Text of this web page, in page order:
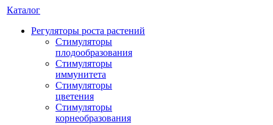
Каталог
Регуляторы роста растений
Стимуляторы
плодообразования
Стимуляторы
иммунитета
Стимуляторы
цветения
Стимуляторы
корнеобразования